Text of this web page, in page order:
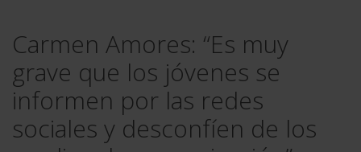
Carmen Amores: “Es muy
grave que los jóvenes se
informen por las redes
sociales y desconfíen de los